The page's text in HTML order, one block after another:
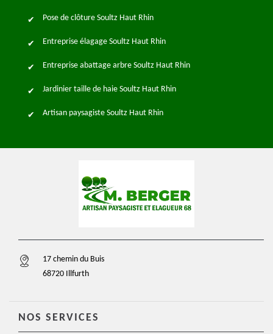
Pose de clôture Soultz Haut Rhin
Entreprise élagage Soultz Haut Rhin
Entreprise abattage arbre Soultz Haut Rhin
Jardinier taille de haie Soultz Haut Rhin
Artisan paysagiste Soultz Haut Rhin
17 chemin du Buis
68720 Illfurth
NOS SERVICES